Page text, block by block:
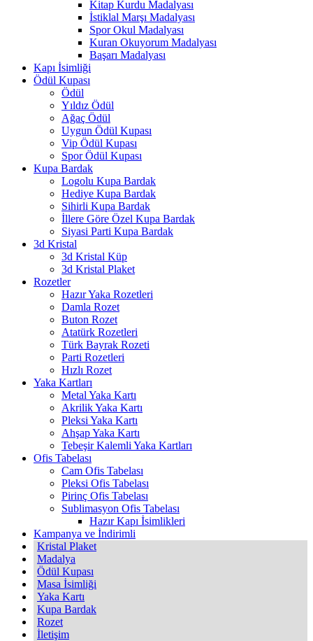
Kitap Kurdu Madalyası
İstiklal Marşı Madalyası
Spor Okul Madalyası
Kuran Okuyorum Madalyası
Başarı Madalyası
Kapı İsimliği
Ödül Kupası
Ödül
Yıldız Ödül
Ağaç Ödül
Uygun Ödül Kupası
Vip Ödül Kupası
Spor Ödül Kupası
Kupa Bardak
Logolu Kupa Bardak
Hediye Kupa Bardak
Sihirli Kupa Bardak
İllere Göre Özel Kupa Bardak
Siyasi Parti Kupa Bardak
3d Kristal
3d Kristal Küp
3d Kristal Plaket
Rozetler
Hazır Yaka Rozetleri
Damla Rozet
Buton Rozet
Atatürk Rozetleri
Türk Bayrak Rozeti
Parti Rozetleri
Hızlı Rozet
Yaka Kartları
Metal Yaka Kartı
Akrilik Yaka Kartı
Pleksi Yaka Kartı
Ahşap Yaka Kartı
Tebeşir Kalemli Yaka Kartları
Ofis Tabelası
Cam Ofis Tabelası
Pleksi Ofis Tabelası
Pirinç Ofis Tabelası
Sublimasyon Ofis Tabelası
Hazır Kapı İsimlikleri
Kampanya ve İndirimli
Kristal Plaket
Madalya
Ödül Kupası
Masa İsimliği
Yaka Kartı
Kupa Bardak
Rozet
İletişim